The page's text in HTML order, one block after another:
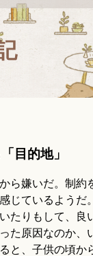
目的地」
ら嫌いだ。制約
じているようだ
たりもして、良
た原因なのか、
と、子供の頃か